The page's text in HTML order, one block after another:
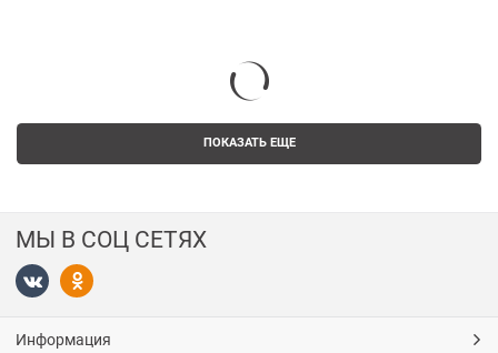
ПОКАЗАТЬ ЕЩЕ
МЫ В СОЦ СЕТЯХ
Информация